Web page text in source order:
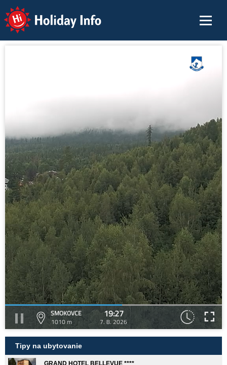
Holiday Info
SMOKOVCE
1010 m
19:27
7. 8. 2026
Tipy na ubytovanie
GRAND HOTEL BELLEVUE ****